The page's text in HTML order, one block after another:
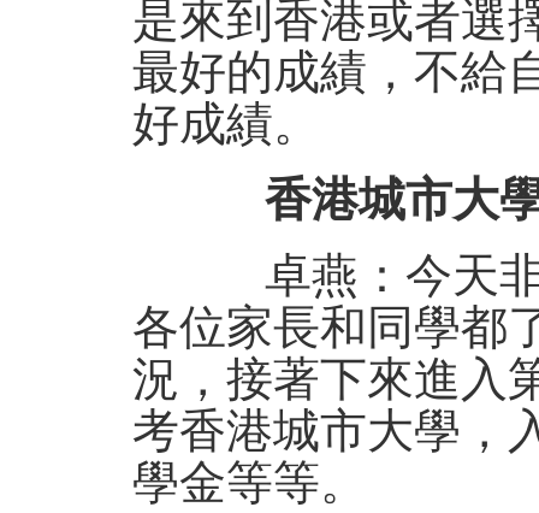
是來到香港或者選
最好的成績，不給
好成績。
香港城市大學
卓燕：今天非
各位家長和同學都
況，接著下來進入
考香港城市大學，
學金等等。